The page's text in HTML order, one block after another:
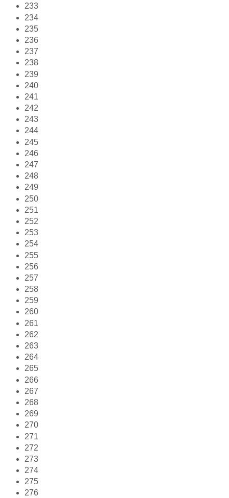
233
234
235
236
237
238
239
240
241
242
243
244
245
246
247
248
249
250
251
252
253
254
255
256
257
258
259
260
261
262
263
264
265
266
267
268
269
270
271
272
273
274
275
276